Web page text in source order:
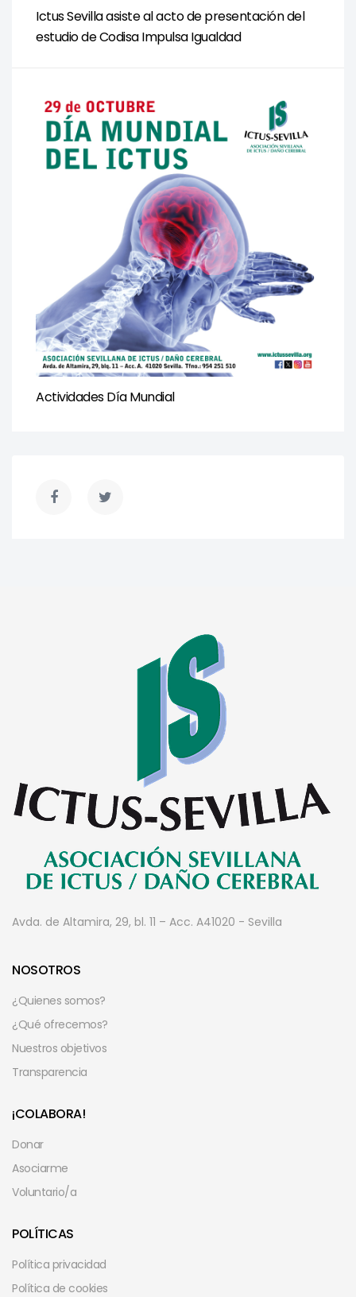
Ictus Sevilla asiste al acto de presentación del
estudio de Codisa Impulsa Igualdad
Actividades Día Mundial
Avda. de Altamira, 29, bl. 11 – Acc. A41020 - Sevilla
NOSOTROS
¿Quienes somos?
¿Qué ofrecemos?
Nuestros objetivos
Transparencia
¡COLABORA!
Donar
Asociarme
Voluntario/a
POLÍTICAS
Política privacidad
Política de cookies